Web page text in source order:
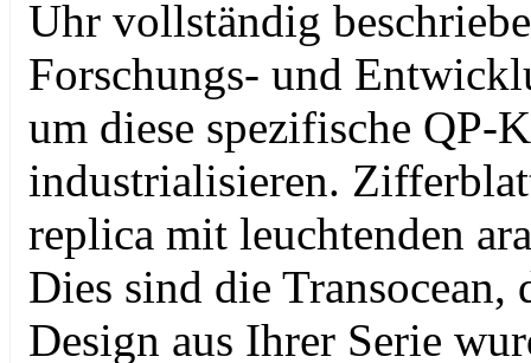
Uhr vollständig
Forschungs- und
um diese spezifische QP-
industrialisieren.
replica mit leuchtenden
Dies sind die Transocean,
Design aus Ihrer Serie